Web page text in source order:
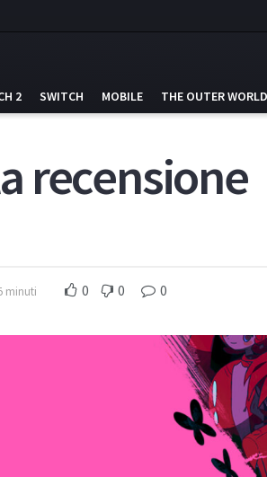
2 SWITCH MOBILE THE OUTER WORLD
recensione
minuti 0 0 0